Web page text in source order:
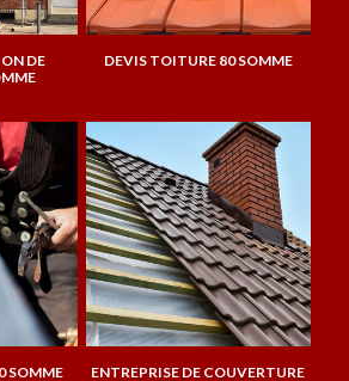
DE
DEVIS TOITURE 80 SOMME
SOMME
ENTREPRISE DE COUVERTURE